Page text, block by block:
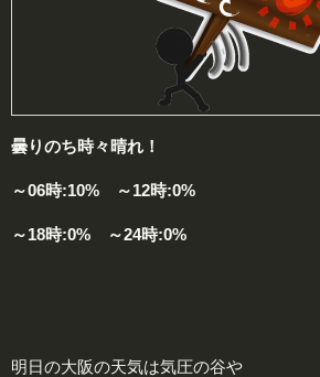
曇りのち時々晴れ！
～06時:10% ～12時:0%
～18時:0% ～24時:0%
明日の大阪の天気は気圧の谷や